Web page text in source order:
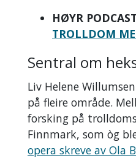
HØYR
TROLLDOM
Sentral om
Liv Helene
på fleire område.
forsking på
Finnmark, som òg
opera skreve av Ola